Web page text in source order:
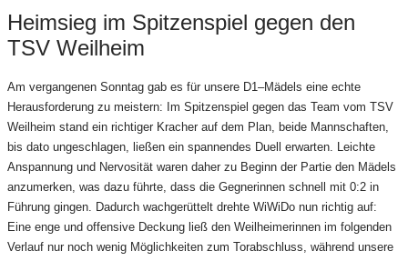
Heimsieg im Spitzenspiel gegen den
TSV Weilheim
Am vergangenen Sonntag gab es für unsere D1–Mädels eine echte
Herausforderung zu meistern: Im Spitzenspiel gegen das Team vom TSV
Weilheim stand ein richtiger Kracher auf dem Plan, beide Mannschaften,
bis dato ungeschlagen, ließen ein spannendes Duell erwarten. Leichte
Anspannung und Nervosität waren daher zu Beginn der Partie den Mädels
anzumerken, was dazu führte, dass die Gegnerinnen schnell mit 0:2 in
Führung gingen. Dadurch wachgerüttelt drehte WiWiDo nun richtig auf:
Eine enge und offensive Deckung ließ den Weilheimerinnen im folgenden
Verlauf nur noch wenig Möglichkeiten zum Torabschluss, während unsere